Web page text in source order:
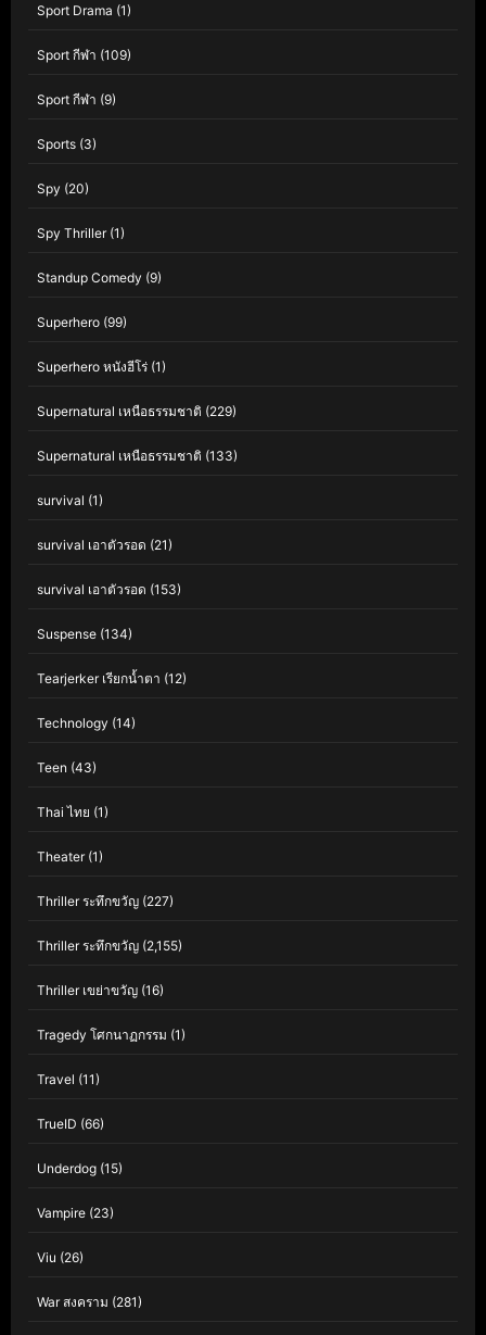
Sport Drama (1)
Sport กีฬา (109)
Sport กีฬา (9)
Sports (3)
Spy (20)
Spy Thriller(1)
Standup Comedy (9)
Superhero (99)
Superhero หนังฮีโร่ (1)
Supernatural เหนือธรรมชาติ (229)
Supernatural เหนือธรรมชาติ (133)
survival (1)
survival เอาตัวรอด (21)
survival เอาตัวรอด (153)
Suspense (134)
Tearjerker เรียกน้ำตา (12)
Technology (14)
Teen (43)
Thai ไทย (1)
Theater(1)
Thriller ระทึกขวัญ (227)
Thriller ระทึกขวัญ (2,155)
Thriller เขย่าขวัญ (16)
Tragedy โศกนาฏกรรม (1)
Travel (11)
TrueID (66)
Underdog (15)
Vampire (23)
Viu (26)
War สงคราม (281)